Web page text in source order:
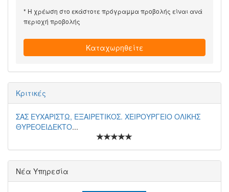
* Η χρέωση στο εκάστοτε πρόγραμμα προβολής είναι ανά
περιοχή προβολής
Καταχωρηθείτε
Κριτικές
ΣΑΣ ΕΥΧΑΡΙΣΤΩ, ΕΞΑΙΡΕΤΙΚΟΣ. ΧΕΙΡΟΥΡΓΕΙΟ ΟΛΙΚΗΣ
ΘΥΡΕΟΕΙΔΕΚΤΟ...
Νέα Υπηρεσία